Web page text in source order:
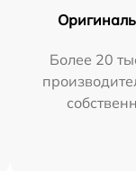
Более 20